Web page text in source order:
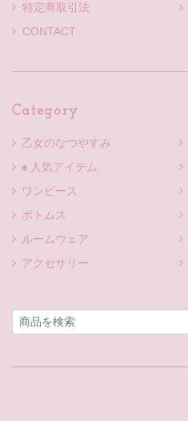
特定商取引法
CONTACT
Category
乙女のなつやすみ
♠ 人気アイテム
ワンピース
ボトムス
ルームウェア
アクセサリー